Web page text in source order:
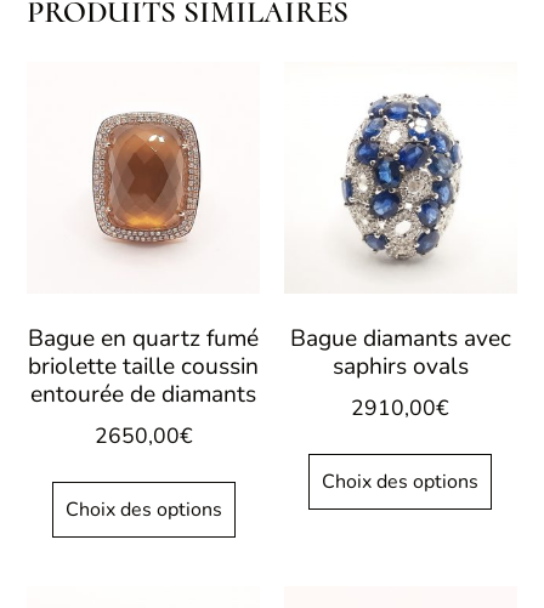
PRODUITS SIMILAIRES
Bague en quartz fumé
briolette taille coussin
entourée de diamants
2650,00€
Choix des options
Bague diamants avec
saphirs ovals
2910,00€
Choix des options